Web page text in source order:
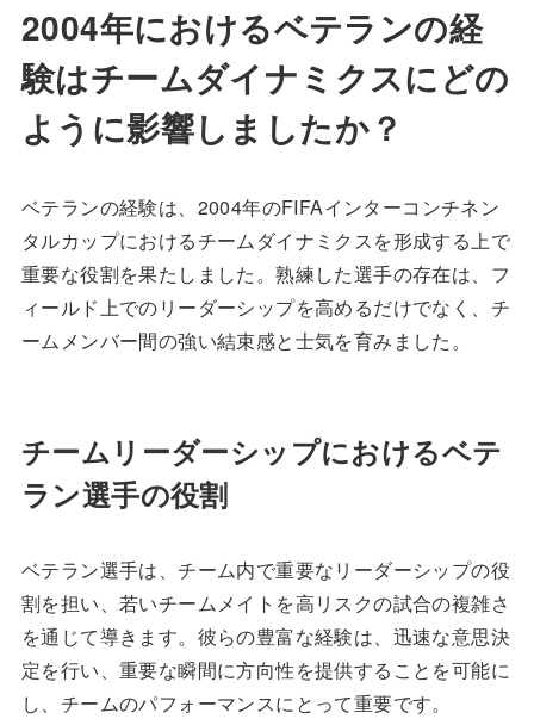
2004年におけるベテランの経
験はチームダイナミクスにどの
ように影響しましたか？
ベテランの経験は、2004年のFIFAインターコンチネン
タルカップにおけるチームダイナミクスを形成する上で
重要な役割を果たしました。熟練した選手の存在は、フ
ィールド上でのリーダーシップを高めるだけでなく、チ
ームメンバー間の強い結束感と士気を育みました。
チームリーダーシップにおけるベテ
ラン選手の役割
ベテラン選手は、チーム内で重要なリーダーシップの役
割を担い、若いチームメイトを高リスクの試合の複雑さ
を通じて導きます。彼らの豊富な経験は、迅速な意思決
定を行い、重要な瞬間に方向性を提供することを可能に
し、チームのパフォーマンスにとって重要です。